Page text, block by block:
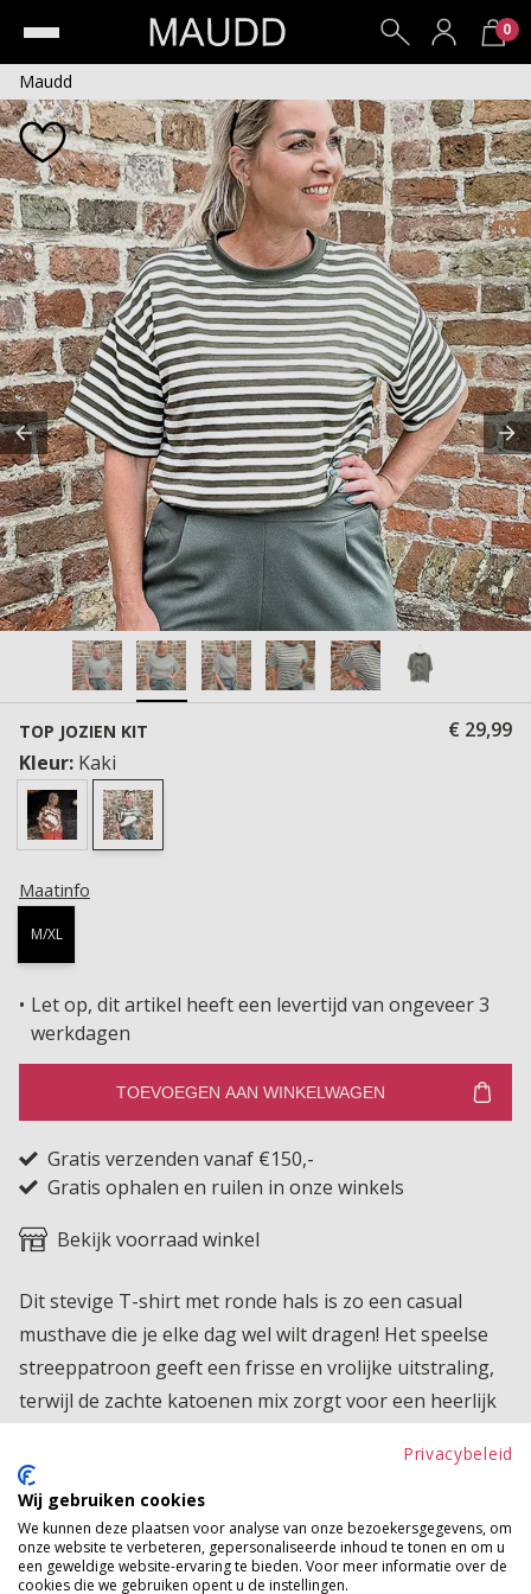
0
Maudd
TOP JOZIEN KIT
€ 29,99
Kleur: Kaki
Maatinfo
M/XL
Let op, dit artikel heeft een levertijd van ongeveer 3
werkdagen
TOEVOEGEN AAN WINKELWAGEN
Gratis verzenden vanaf €150,-
Gratis ophalen en ruilen in onze winkels
Bekijk voorraad winkel
Dit stevige T-shirt met ronde hals is zo een casual
musthave die je elke dag wel wilt dragen! Het speelse
streeppatroon geeft een frisse en vrolijke uitstraling,
terwijl de zachte katoenen mix zorgt voor een heerlijk
dragen op een jeans, of juist leuk te stylen onder een
blazer voor een sportieve en nonchalante look met een
trendy twist.
Product kenmerken
Privacybeleid
Wij gebruiken cookies
We kunnen deze plaatsen voor analyse van onze bezoekersgegevens, om
onze website te verbeteren, gepersonaliseerde inhoud te tonen en om u
een geweldige website-ervaring te bieden. Voor meer informatie over de
cookies die we gebruiken opent u de instellingen.